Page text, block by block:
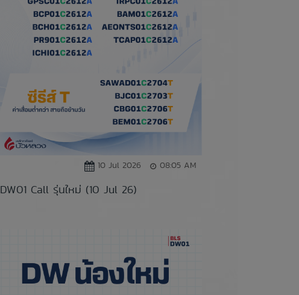
10 Jul 2026 08:05 AM
DW01 Call รุ่นใหม่ (10 Jul 26)